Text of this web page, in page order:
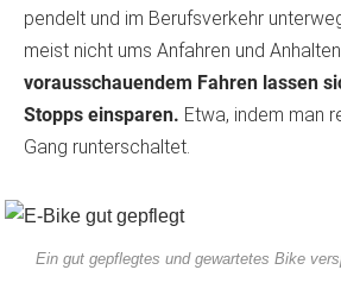
pendelt und im Berufsverkehr
meist nicht ums Anfahren und
vorausschauendem Fahren lassen
Stopps einsparen. Etwa, indem man
Gang runterschaltet.
Ein gut gepflegtes und gewartetes Bike